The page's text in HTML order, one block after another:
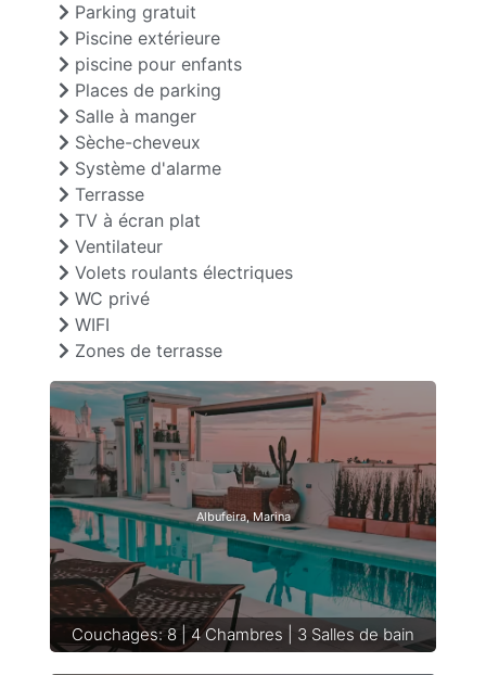
Parking gratuit
Piscine extérieure
piscine pour enfants
Places de parking
Salle à manger
Sèche-cheveux
Système d'alarme
Terrasse
TV à écran plat
Ventilateur
Volets roulants électriques
WC privé
WIFI
Zones de terrasse
Albufeira, Marina
Couchages: 8 | 4 Chambres | 3 Salles de bain